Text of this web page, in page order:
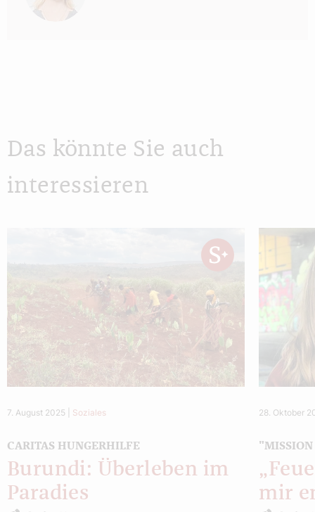
Das könnte Sie auch
interessieren
7. August 2025 Soziales
CARITAS HUNGERHILFE
Burundi: Überleben im
Paradies
28. Oktober
"MISSION
mir